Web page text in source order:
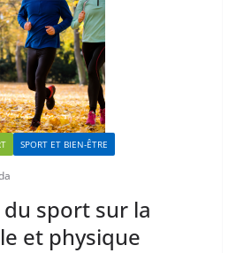
SPORT ET BIEN-ÊTRE
sport sur la
et physique